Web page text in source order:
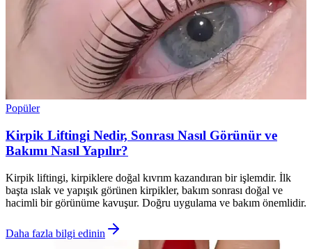
Popüler
Kirpik Liftingi Nedir, Sonrası Nasıl Görünür ve
Bakımı Nasıl Yapılır?
Kirpik liftingi, kirpiklere doğal kıvrım kazandıran bir işlemdir. İlk
başta ıslak ve yapışık görünen kirpikler, bakım sonrası doğal ve
hacimli bir görünüme kavuşur. Doğru uygulama ve bakım önemlidir.
Daha fazla bilgi edinin